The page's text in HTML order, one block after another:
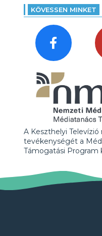
KÖVESSEN MINKET
A Keszthelyi
tevékenységét a
Támogatási